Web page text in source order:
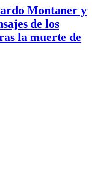
Montaner y
de los
la muerte de